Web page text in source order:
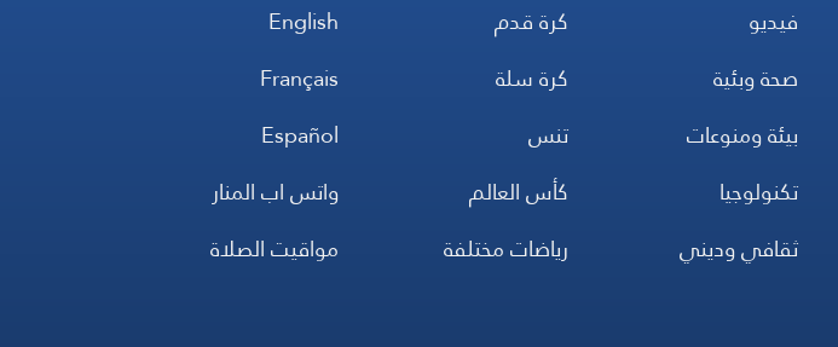
فيديو
صحة وبئية
بيئة ومنوعات
تكنولوجيا
ثقافي وديني
كرة قدم
كرة سلة
تنس
كأس العالم
رياضات مختلفة
English
Français
Español
واتس اب المنار
مواقيت الصلاة